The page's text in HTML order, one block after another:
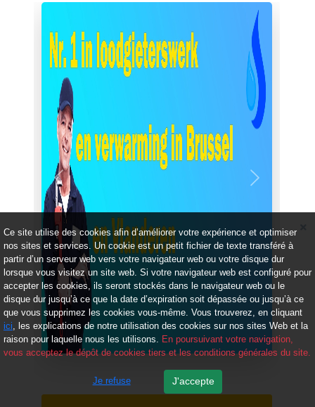
Précédent Suivant
Ce site utilise des cookies afin d’améliorer votre expérience et optimiser
nos sites et services. Un cookie est un petit fichier de texte transféré à
partir d’un serveur web vers votre navigateur web ou votre disque dur
lorsque vous visitez un site web. Si votre navigateur web est configuré pour
accepter les cookies, ils seront stockés dans le navigateur web ou le
disque dur jusqu’à ce que la date d’expiration soit dépassée ou jusqu’à ce
que vous supprimez les cookies vous-même. Vous trouverez, en cliquant
ici, les explications de notre utilisation des cookies sur nos sites Web et la
raison pour laquelle nous les utilisons. En poursuivant votre navigation,
vous acceptez le dépôt de cookies tiers et les conditions générales du site.
Je refuse J'accepte